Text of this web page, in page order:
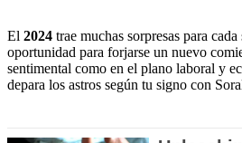
El 2024 trae muchas sorpresas para
oportunidad para forjarse un nuevo
sentimental como en el plano laboral y
depara los astros según tu signo con